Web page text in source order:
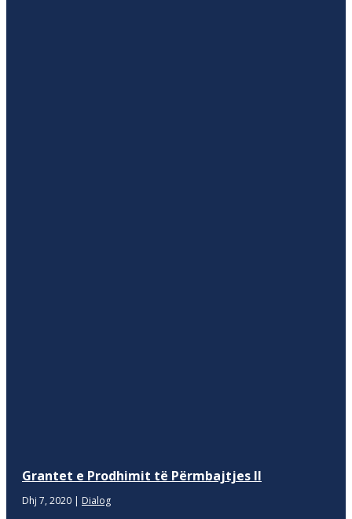
Grantet e Prodhimit të Përmbajtjes II
Dhj 7, 2020 | Dialog